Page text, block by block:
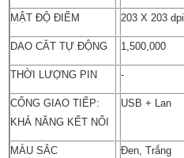
MẬT ĐỘ ĐIỂM 203 X 203 dpi
DAO CẮT TỰ ĐỘNG 1,500,000
THỜI LƯỢNG PIN -
CỔNG GIAO TIẾP:
KHẢ NĂNG KẾT NỐI
USB + Lan
MÀU SẮC Đen, Trắng